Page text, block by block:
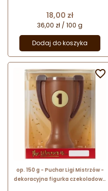
celofanowej
Cena
18,00 zł
36,00 zł / 100 g
Dodaj do koszyka
op. 150 g - Puchar Ligi Mistrzów -
dekoracyjna figurka czekoladowa
